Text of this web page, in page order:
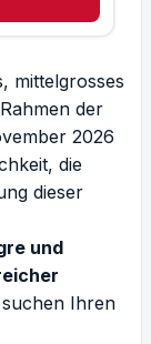
mittelgrosses
der
2026
die
dieser
und
Ihren